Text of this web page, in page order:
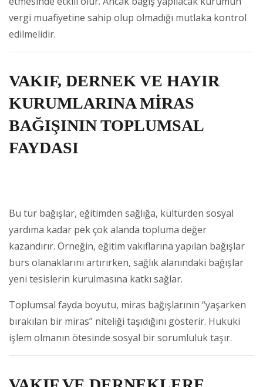
vergi muafiyetine sahip olup olmadığı mutlaka kontrol
edilmelidir.
VAKIF, DERNEK VE HAYIR
KURUMLARINA MİRAS
BAĞIŞININ TOPLUMSAL
FAYDASI
Bu tür bağışlar, eğitimden sağlığa, kültürden sosyal
yardıma kadar pek çok alanda topluma değer
kazandırır. Örneğin, eğitim vakıflarına yapılan bağışlar
burs olanaklarını artırırken, sağlık alanındaki bağışlar
yeni tesislerin kurulmasına katkı sağlar.
Toplumsal fayda boyutu, miras bağışlarının “yaşarken
bırakılan bir miras” niteliği taşıdığını gösterir. Hukuki
işlem olmanın ötesinde sosyal bir sorumluluk taşır.